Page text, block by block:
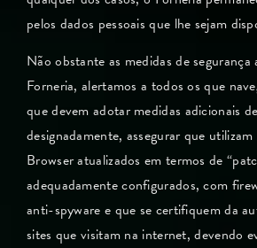
pelos dados pessoais que lhe sejam
Não obstante as medidas de segurança
Forneria, alertamos a todos os que
que devem adotar medidas adicionais
designadamente, assegurar que
Browser atualizados em termos de
adequadamente configurados, com
anti-spyware e que se certifiquem da
sites que visitam na internet, devendo